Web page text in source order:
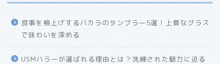
食事を格上げするバカラのタンブラー5選！上質なグラス
で味わいを深める
USMハラーが選ばれる理由とは？洗練された魅力に迫る